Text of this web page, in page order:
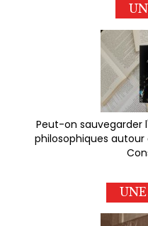
Peut-on sauvegarder
philosophiques autour